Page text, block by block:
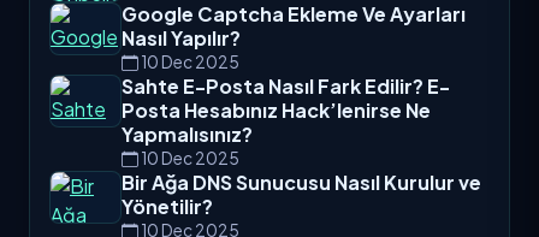
Google Captcha Ekleme Ve Ayarları
Nasıl Yapılır?
10 Dec 2025
Sahte E-Posta Nasıl Fark Edilir? E-
Posta Hesabınız Hack’lenirse Ne
Yapmalısınız?
10 Dec 2025
Bir Ağa DNS Sunucusu Nasıl Kurulur ve
Yönetilir?
10 Dec 2025